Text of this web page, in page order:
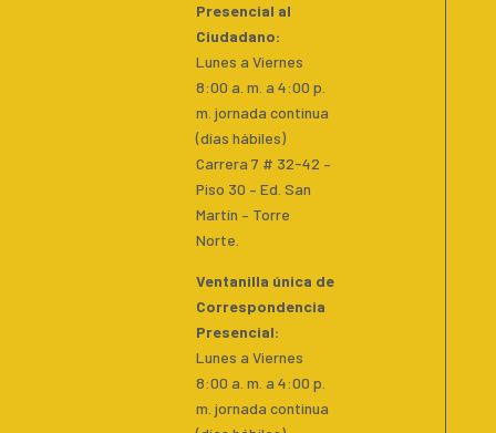
Presencial al
Ciudadano:
Lunes a Viernes
8:00 a. m. a 4:00 p.
m. jornada continua
(días hábiles)
Carrera 7 # 32-42 –
Piso 30 – Ed. San
Martín – Torre
Norte.
Ventanilla única de
Correspondencia
Presencial:
Lunes a Viernes
8:00 a. m. a 4:00 p.
m. jornada continua